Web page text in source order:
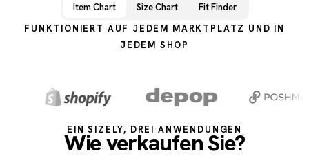
Item Chart Size Chart
Fit Finder
FUNKTIONIERT AUF JEDEM MARKTPLATZ UND IN
JEDEM SHOP
EIN SIZELY, DREI ANWENDUNGEN
Wie verkaufen Sie?